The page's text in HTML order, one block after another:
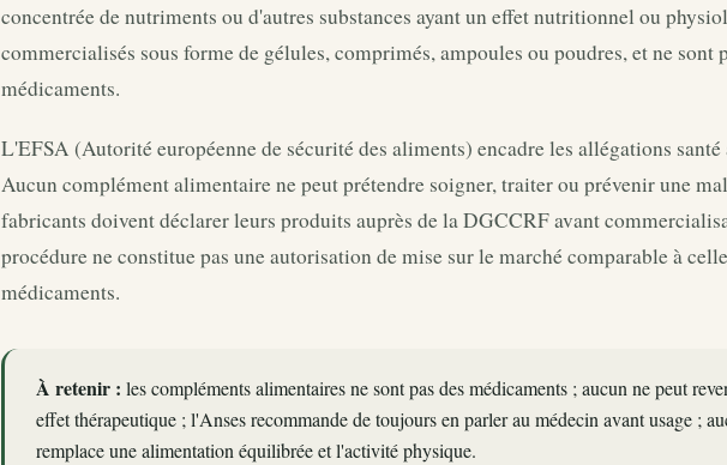
concentrée de nutriments ou d'autres substances ayant un effet nutritionnel ou
commercialisés sous forme de gélules, comprimés, ampoules ou poudres, et ne sont
médicaments.
L'EFSA (Autorité européenne de sécurité des aliments) encadre les allégations santé
Aucun complément alimentaire ne peut prétendre soigner, traiter ou prévenir une
fabricants doivent déclarer leurs produits auprès de la DGCCRF avant
procédure ne constitue pas une autorisation de mise sur le marché comparable à
médicaments.
À retenir : les compléments alimentaires ne sont pas des médicaments ; aucun ne peut
effet thérapeutique ; l'Anses recommande de toujours en parler au médecin avant usage ;
remplace une alimentation équilibrée et l'activité physique.